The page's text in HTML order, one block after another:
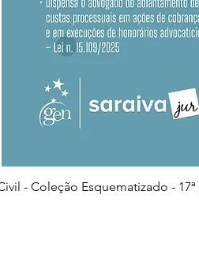
- Coleção Esquematizado - 17ª